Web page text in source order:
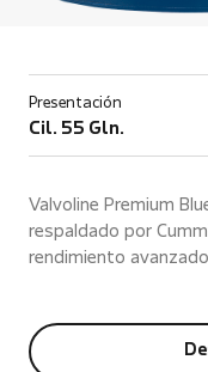
Presentación
Cil. 55 Gln.
Valvoline Premium
respaldado por
rendimiento